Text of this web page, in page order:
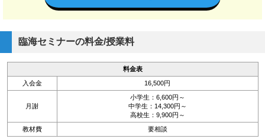
臨海セミナーの料金/授業料
料金表
入会金
16,500円
月謝
小学生：6,600円～
中学生：14,300円～
高校生：9,900円～
教材費
要相談